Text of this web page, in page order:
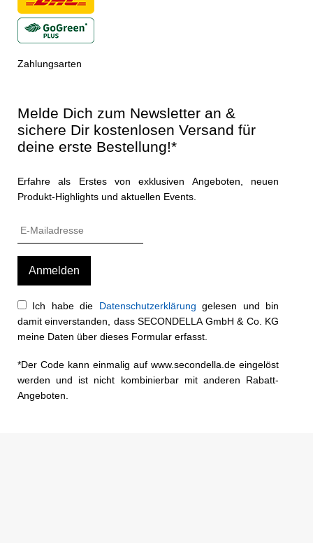
Zahlungsarten
Melde Dich zum Newsletter an &
sichere Dir kostenlosen Versand für
deine erste Bestellung!*
Erfahre als Erstes von exklusiven Angeboten, neuen
Produkt-Highlights und aktuellen Events.
Ich habe die Datenschutzerklärung gelesen und bin
damit einverstanden, dass SECONDELLA GmbH & Co. KG
meine Daten über dieses Formular erfasst.
*Der Code kann einmalig auf www.secondella.de eingelöst
werden und ist nicht kombinierbar mit anderen Rabatt-
Angeboten.